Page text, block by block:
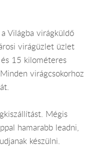
Világba virágküldő
virágüzlet üzlet
15 kilométeres
virágcsokorhoz
Mégis
hamarabb leadni,
készülni.